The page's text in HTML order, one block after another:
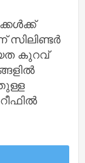
സിലിണ്ടർ
കുറവ്